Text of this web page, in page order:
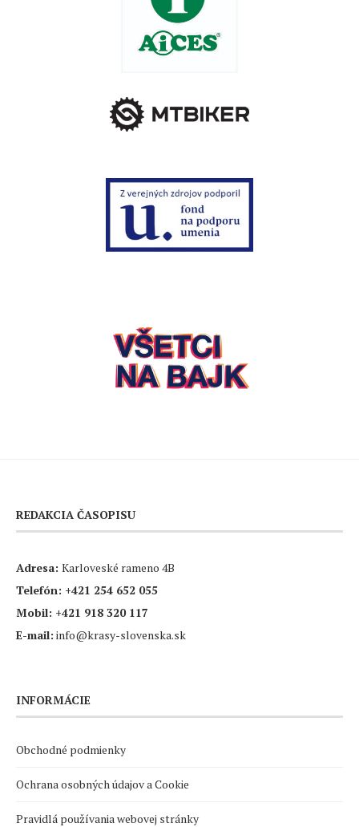
REDAKCIA ČASOPISU
Adresa: Karloveské rameno 4B
Telefón: +421 254 652 055
Mobil: +421 918 320 117
E-mail: info@krasy-slovenska.sk
INFORMÁCIE
Obchodné podmienky
Ochrana osobných údajov a Cookie
Pravidlá používania webovej stránky